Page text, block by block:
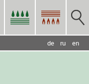
en
ru
de